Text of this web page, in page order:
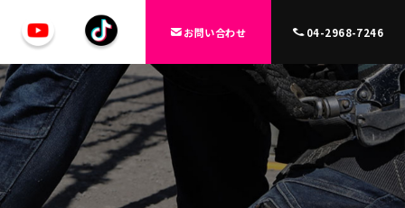
お問い合わせ 04-2968-7246